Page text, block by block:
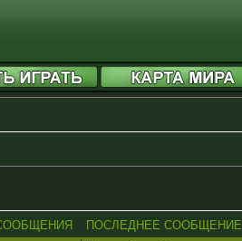
ПОСЛЕДНЕЕ СООБЩЕНИЕ